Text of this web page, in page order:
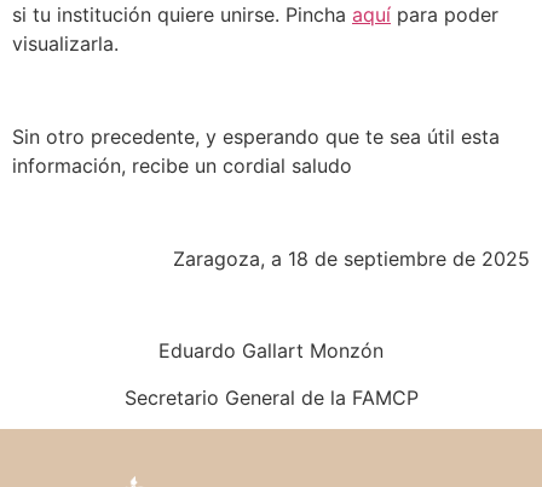
si tu institución quiere unirse. Pincha aquí para poder
visualizarla.
Sin otro precedente, y esperando que te sea útil esta
información, recibe un cordial saludo
Zaragoza, a 18 de septiembre de 2025
Eduardo Gallart Monzón
Secretario General de la FAMCP